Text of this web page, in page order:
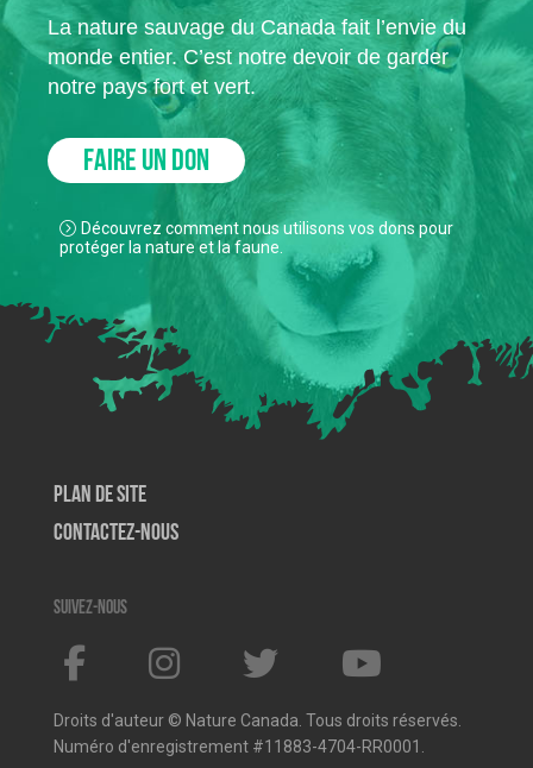
La nature sauvage du Canada fait l’envie du
monde entier. C’est notre devoir de garder
notre pays fort et vert.
FAIRE UN DON
Découvrez comment nous utilisons vos dons pour
protéger la nature et la faune.
Plan de site
Contactez-nous
Suivez-nous
Droits d'auteur © Nature Canada. Tous droits réservés.
Numéro d'enregistrement #11883-4704-RR0001.